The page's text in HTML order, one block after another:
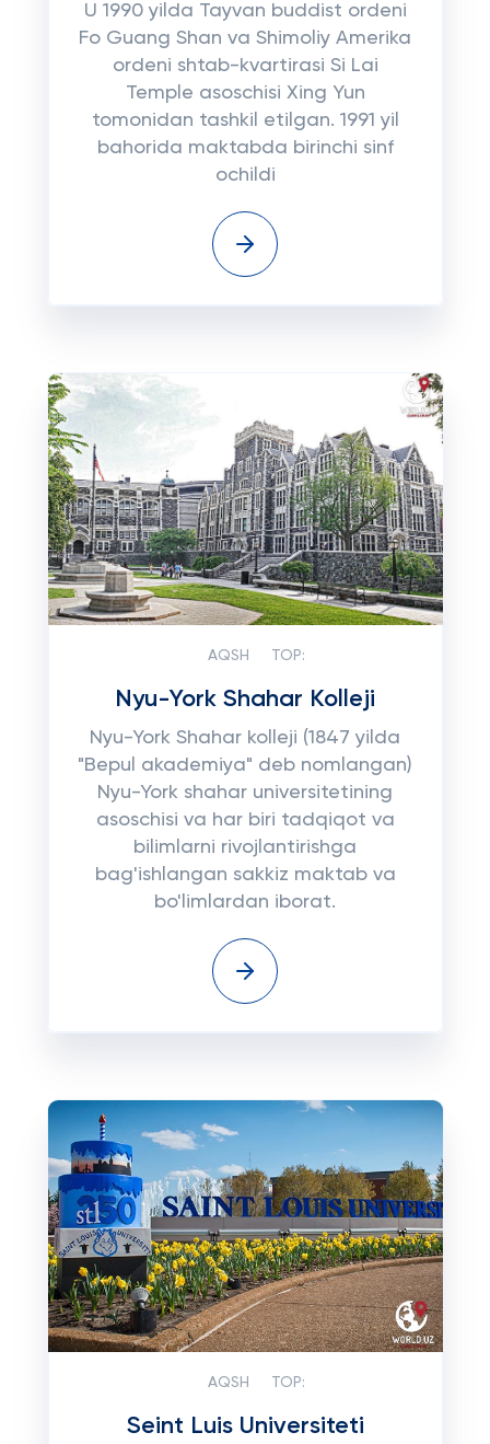
U 1990 yilda Tayvan buddist ordeni
Fo Guang Shan va Shimoliy Amerika
ordeni shtab-kvartirasi Si Lai
Temple asoschisi Xing Yun
tomonidan tashkil etilgan. 1991 yil
bahorida maktabda birinchi sinf
ochildi
AQSH TOP:
Nyu-York Shahar Kolleji
Nyu-York Shahar kolleji (1847 yilda
"Bepul akademiya" deb nomlangan)
Nyu-York shahar universitetining
asoschisi va har biri tadqiqot va
bilimlarni rivojlantirishga
bag'ishlangan sakkiz maktab va
bo'limlardan iborat.
AQSH TOP:
Seint Luis Universiteti